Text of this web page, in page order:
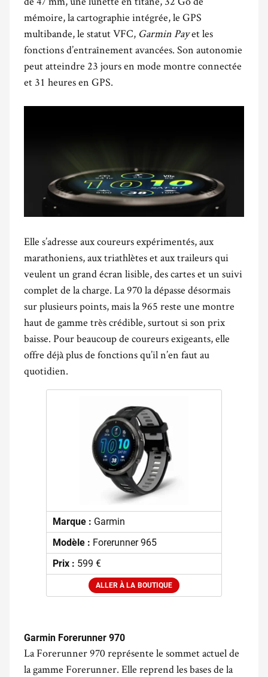
mémoire, la cartographie intégrée, le GPS
multibande, le statut VFC, Garmin Payet les
fonctions d’entraînement avancées. Son autonomie
peut atteindre 23 jours en mode montre connectée
et 31 heures en GPS.
Elle s’adresse aux coureurs expérimentés, aux
marathoniens, aux triathlètes et aux traileurs qui
veulent un grand écran lisible, des cartes et un suivi
complet de la charge. La 970 la dépasse désormais
sur plusieurs points, mais la 965 reste une montre
haut de gamme très crédible, surtout si son prix
baisse. Pour beaucoup de coureurs exigeants, elle
offre déjà plus de fonctions qu’il n’en faut au
quotidien.
Marque : Garmin
Modèle : Forerunner 965
Prix : 599 €
ALLER À LA BOUTIQUE
Garmin Forerunner 970
La Forerunner 970 représente le sommet actuel de
la gamme Forerunner. Elle reprend les bases de la